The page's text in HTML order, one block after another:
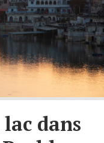
dans